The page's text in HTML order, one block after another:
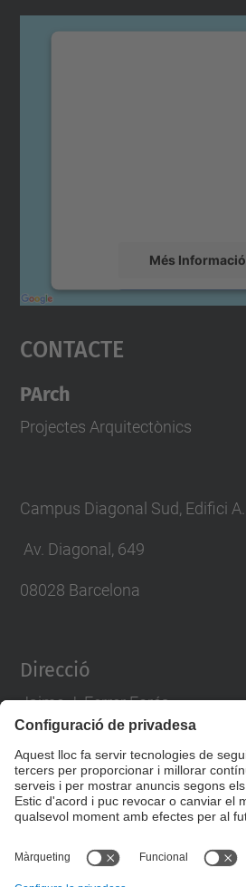
Més Informació
Accepta
powered by
Contacte
PArch
Projectes Arquitectònics
Campus Diagonal Sud, Edifici A.
Av. Diagonal, 649
08028 Barcelona
Direcció
Jaime J. Ferrer Forés
tlf. 93 401 63 88
Formulari de contacte